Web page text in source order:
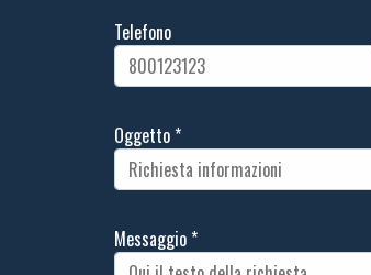
Telefono
Oggetto*
Messaggio*